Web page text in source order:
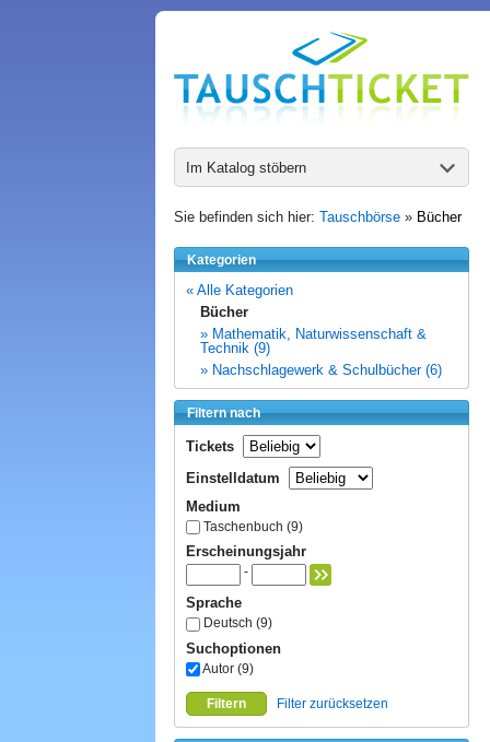
Im Katalog stöbern
Sie befinden sich hier: Tauschbörse » Bücher
Kategorien
« Alle Kategorien
Bücher
» Mathematik, Naturwissenschaft &
Technik (9)
» Nachschlagewerk & Schulbücher (6)
Filtern nach
Tickets
Einstelldatum
Medium
Taschenbuch (9)
Erscheinungsjahr
-
Sprache
Deutsch (9)
Suchoptionen
Autor (9)
Filtern Filter zurücksetzen